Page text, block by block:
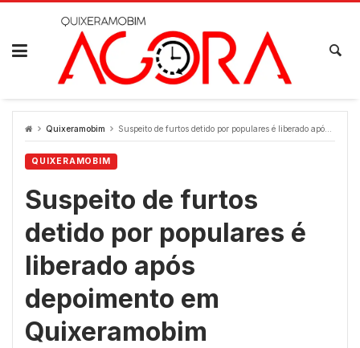
Skip
Quixeramobim Suspeito de furtos detido por populares é liberado após depoimento em Quixeramobim
QUIXERAMOBIM
Suspeito de furtos
detido por populares é
liberado após
depoimento em
Quixeramobim